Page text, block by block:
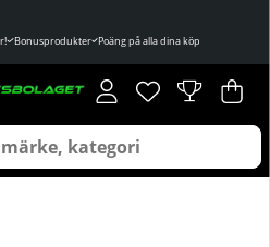
Bonusprodukter Poäng på alla dina köp
Önskelista
Antal i
. .